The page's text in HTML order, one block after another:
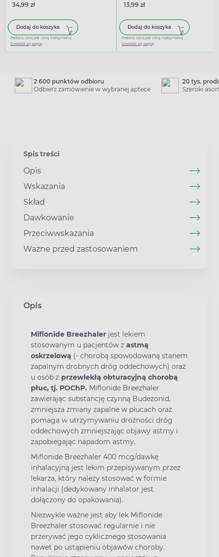
34,99 zł
Dodaj do koszyka
Podana cena jest ceną maksymalną
Dowiedz się więcej
13,99 zł
Dodaj do koszyka
Podana cena jest ceną maksymalną
Dowiedz się więcej
2 600 punktów odbioru
Odbierz zamówienie w wybranej aptece
20 tys.
Szeroki
Spis treści
Opis
Wskazania
Skład
Dawkowanie
Przeciwwskazania
Ważne przed zastosowaniem
Opis
Miflonide Breezhaler jest lekiem
stosowanym u pacjentów z astmą
oskrzelową (- chorobą spowodowaną stanem
zapalnym drobnych dróg oddechowych) oraz
u osób z przewlekłą obturacyjną chorobą
płuc, tj. POChP. Miflonide Breezhaler
zawierając substancję czynną Budezonid,
zmniejsza zmiany zapalne w płucach oraz
pomaga w utrzymywaniu drożności dróg
oddechowych zmniejszając objawy astmy i
zapobiegając napadom astmy.
Miflonide Breezhaler 400 mcg/dawkę
inhalacyjną jest lekim przepisywanym przez
lekarza, który należy stosować w formie
inhalacji (dedykowany inhalator jest
dołączony do opakowania).
Niezwykle ważne jest aby lek Miflonide
Breezhaler stosować regularnie i nie
przerywać jego cyklicznego stosowania
nawet po ustąpieniu objawów choroby.